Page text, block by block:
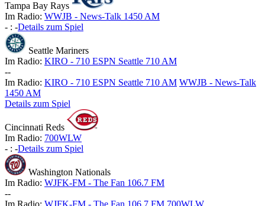
Tampa Bay Rays
Im Radio: WWJB - News-Talk 1450 AM
- : -Details zum Spiel
Seattle Mariners
Im Radio: KIRO - 710 ESPN Seattle 710 AM
--
Im Radio: KIRO - 710 ESPN Seattle 710 AM WWJB - News-Talk
1450 AM
Details zum Spiel
Cincinnati Reds
Im Radio: 700WLW
- : -Details zum Spiel
Washington Nationals
Im Radio: WJFK-FM - The Fan 106.7 FM
--